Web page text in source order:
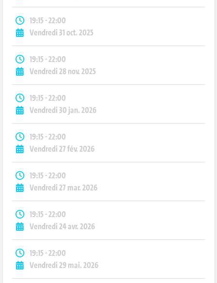
19:15 - 22:00
Vendredi 31 oct. 2025
19:15 - 22:00
Vendredi 28 nov. 2025
19:15 - 22:00
Vendredi 30 jan. 2026
19:15 - 22:00
Vendredi 27 fév. 2026
19:15 - 22:00
Vendredi 27 mar. 2026
19:15 - 22:00
Vendredi 24 avr. 2026
19:15 - 22:00
Vendredi 29 mai. 2026